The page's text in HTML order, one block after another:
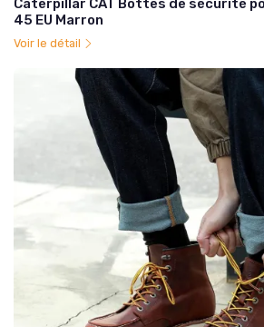
Caterpillar CAT Bottes de sécurité
45 EU Marron
Voir le détail